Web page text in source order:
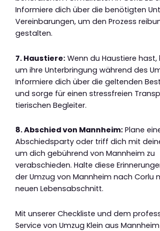
Informiere dich über die benötigten
Vereinbarungen, um den Prozess
gestalten.
7. Haustiere: Wenn du Haustiere
um ihre Unterbringung während des
Informiere dich über die geltenden
und sorge für einen stressfreien
tierischen Begleiter.
8. Abschied von Mannheim: Plane
Abschiedsparty oder triff dich mit
um dich gebührend von Mannheim zu
verabschieden. Halte diese
der Umzug von Mannheim nach Corlu
neuen Lebensabschnitt.
Mit unserer Checkliste und dem
Service von Umzug Klein aus